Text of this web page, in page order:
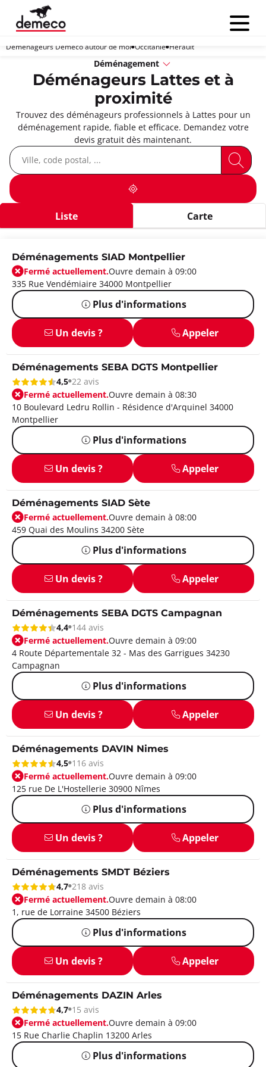
Menu
Déménageurs Demeco autour de moi Occitanie Hérault
Déménagement
Déménageurs Lattes et à
proximité
Trouvez des déménageurs professionnels à Lattes pour un
déménagement rapide, fiable et efficace. Demandez votre
devis gratuit dès maintenant.
Liste Carte
Déménagements SIAD Montpellier
Fermé actuellement.Ouvre demain à 09:00
335 Rue Vendémiaire 34000 Montpellier
Plus d'informations
Un devis ? Appeler
Déménagements SEBA DGTS Montpellier
4,5 22 avis
Fermé actuellement.Ouvre demain à 08:30
10 Boulevard Ledru Rollin - Résidence d'Arquinel 34000
Montpellier
Plus d'informations
Un devis ? Appeler
Déménagements SIAD Sète
Fermé actuellement.Ouvre demain à 08:00
459 Quai des Moulins 34200 Sète
Plus d'informations
Un devis ? Appeler
Déménagements SEBA DGTS Campagnan
4,4 144 avis
Fermé actuellement.Ouvre demain à 09:00
4 Route Départementale 32 - Mas des Garrigues 34230
Campagnan
Plus d'informations
Un devis ? Appeler
Déménagements DAVIN Nimes
4,5 116 avis
Fermé actuellement.Ouvre demain à 09:00
125 rue De L'Hostellerie 30900 Nîmes
Plus d'informations
Un devis ? Appeler
Déménagements SMDT Béziers
4,7 218 avis
Fermé actuellement.Ouvre demain à 08:00
1, rue de Lorraine 34500 Béziers
Plus d'informations
Un devis ? Appeler
Déménagements DAZIN Arles
4,7 15 avis
Fermé actuellement.Ouvre demain à 09:00
15 Rue Charlie Chaplin 13200 Arles
Plus d'informations